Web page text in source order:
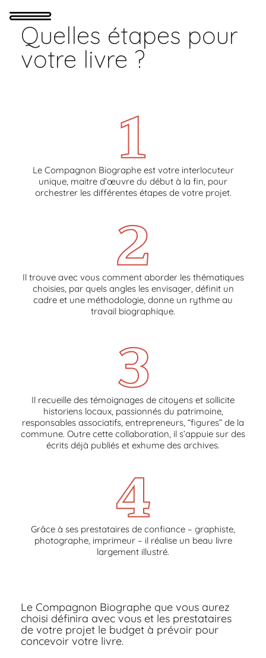
Quelles étapes pour
votre livre ?
Le Compagnon Biographe est votre interlocuteur
unique, maitre d’œuvre du début à la fin, pour
orchestrer les différentes étapes de votre projet.
Il trouve avec vous comment aborder les thématiques
choisies, par quels angles les envisager, définit un
cadre et une méthodologie, donne un rythme au
travail biographique.
Il recueille des témoignages de citoyens et sollicite
historiens locaux, passionnés du patrimoine,
responsables associatifs, entrepreneurs, “figures” de la
commune. Outre cette collaboration, il s’appuie sur des
écrits déjà publiés et exhume des archives.
Grâce à ses prestataires de confiance – graphiste,
photographe, imprimeur – il réalise un beau livre
largement illustré.
Le Compagnon Biographe que vous aurez
choisi définira avec vous et les prestataires
de votre projet le budget à prévoir pour
concevoir votre livre.